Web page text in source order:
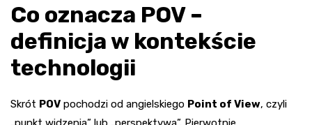
Co oznacza POV –
definicja w kontekście
technologii
Skrót POV pochodzi od angielskiego Point of View, czyli